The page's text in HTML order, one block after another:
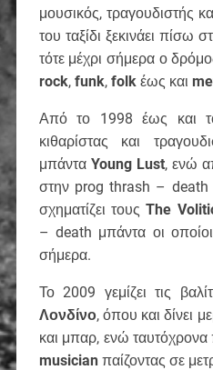
μουσικός, τραγουδιστής
του ταξίδι ξεκινάει πίσω
τότε μέχρι σήμερα ο
rock, funk, folk έως και
Από το 1998 έως και
κιθαρίστας και
μπάντα Young Lust, ενώ
στην prog thrash – death
σχηματίζει τουςThe
– death μπάντα οι οποίοι
σήμερα.
Το 2009 γεμίζει τις
Λονδίνο, όπου και δίνει
και μπαρ, ενώ ταυτόχρονα
musicianπαίζοντας σε